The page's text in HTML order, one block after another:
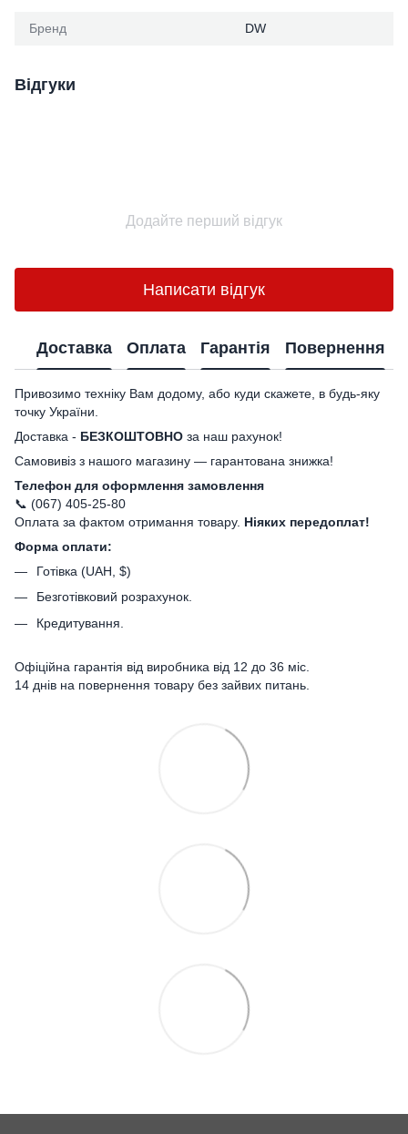
Бренд DW
Відгуки
Додайте перший відгук
Написати відгук
Доставка Оплата Гарантія Повернення
Привозимо техніку Вам додому, або куди скажете, в будь-яку
точку України.
Доставка - БЕЗКОШТОВНО за наш рахунок!
Самовивіз з нашого магазину — гарантована знижка!
Телефон для оформлення замовлення
📞 (067) 405-25-80
Оплата за фактом отримання товару. Ніяких передоплат!
Форма оплати:
Готівка (UAH, $)
Безготівковий розрахунок.
Кредитування.
Офіційна гарантія від виробника від 12 до 36 міс.
14 днів на повернення товару без зайвих питань.